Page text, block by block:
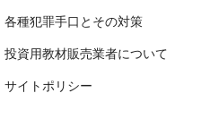
各種犯罪手口とその対策
投資用教材販売業者について
サイトポリシー